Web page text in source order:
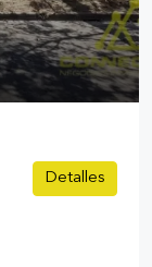
Detalles